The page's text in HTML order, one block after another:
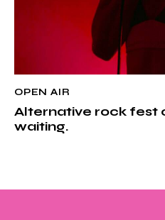
OPEN AIR
Alternative rock fest
waiting.